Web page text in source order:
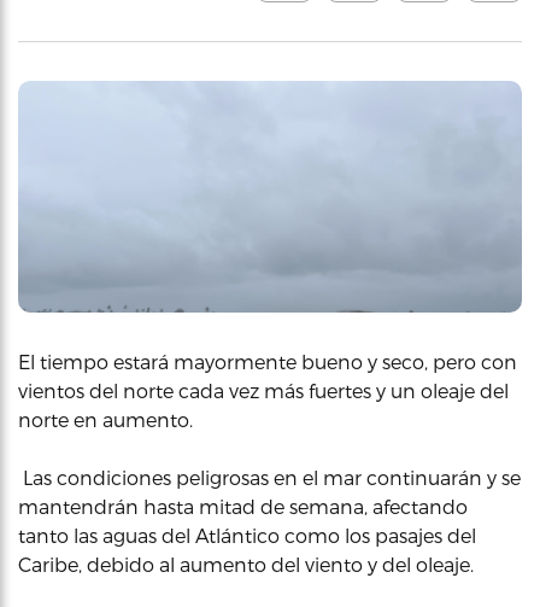
El tiempo estará mayormente bueno y seco, pero con
vientos del norte cada vez más fuertes y un oleaje del
norte en aumento.
Las condiciones peligrosas en el mar continuarán y se
mantendrán hasta mitad de semana, afectando
tanto las aguas del Atlántico como los pasajes del
Caribe, debido al aumento del viento y del oleaje.